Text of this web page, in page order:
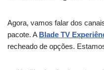
Agora, vamos falar dos
pacote. A Blade TV
recheado de opções.